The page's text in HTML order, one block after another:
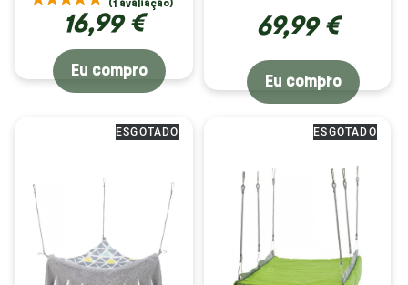
16,99 €
Eu compro
69,99 €
Eu compro
ESGOTADO ESGOTADO